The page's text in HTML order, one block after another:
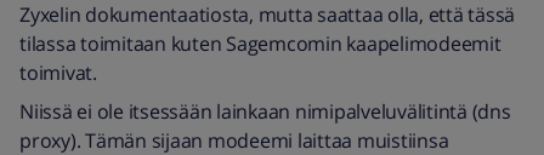
Zyxelin dokumentaatiosta, mutta saattaa olla, että tässä
tilassa toimitaan kuten Sagemcomin kaapelimodeemit
toimivat.
Niissä ei ole itsessään lainkaan nimipalveluvälitintä (dns
proxy). Tämän sijaan modeemi laittaa muistiinsa